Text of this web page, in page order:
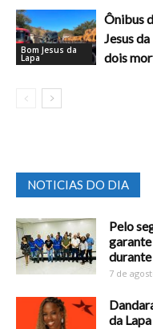
Bom Jesus da
Lapa
Ônibus
Jesus
dois
NOTICIAS DO DIA
Pelo
durante
7 de
da